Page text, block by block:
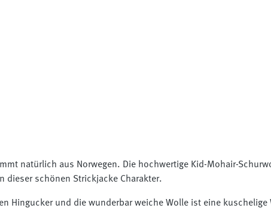
natürlich aus Norwegen. Die hochwertige Kid-Mohair-
dieser schönen Strickjacke Charakter.
Hingucker und die wunderbar weiche Wolle ist eine kuschelige